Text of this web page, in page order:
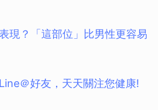
現？「這部位」比男性更容易
＠好友，天天關注您健康!